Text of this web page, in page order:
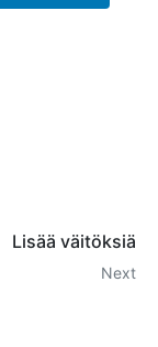
Lisää väitöksiä
Next